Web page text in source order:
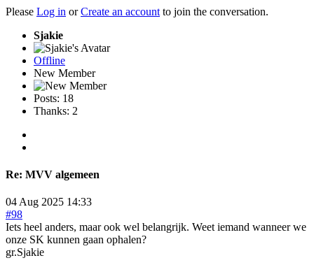
Please Log in orCreate an account to join the conversation.
Sjakie
Offline
New Member
Posts: 18
Thanks: 2
Re: MVV algemeen
04 Aug 2025 14:33
#98
Iets heel anders, maar ook wel belangrijk. Weet iemand wanneer we
onze SK kunnen gaan ophalen?
gr.Sjakie